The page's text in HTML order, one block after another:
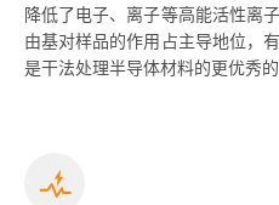
降低了电子、离子等高能活性离
由基对样品的作用占主导地位，
是干法处理半导体材料的更优秀的